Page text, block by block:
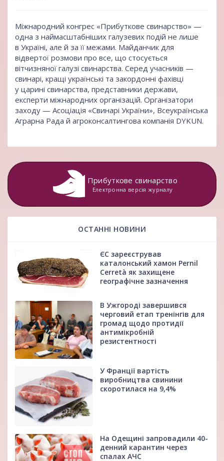
Міжнародний конгрес «Прибуткове свинарство» —
одна з наймасштабніших галузевих подій не лише
в Україні, але й за її межами. Майданчик для
відвертої розмови про все, що стосується
вітчизняної галузі свинарства. Серед учасників —
свинарі, кращі українські та закордонні фахівці
у царині свинарства, представники держави,
експерти міжнародних організацій. Організатори
заходу — Асоціація «Свинарі України», Всеукраїнська
Аграрна Рада й агроконсалтингова компанія DYKUN.
Прибуткове свинарство
Електронна версія журналу
ОСТАННІ НОВИНИ
ЄС зареєстрував
каталонський хамон Pernil
Cerretà як захищене
географічне зазначення
В Ужгороді завершився
черговий етап тренінгів для
громад щодо протидії
антимікробній
резистентності
У Франції вартість
виробництва свинини
скоротилася на 9,4%
На Одещині запровадили 40-
денний карантин через
спалах АЧС